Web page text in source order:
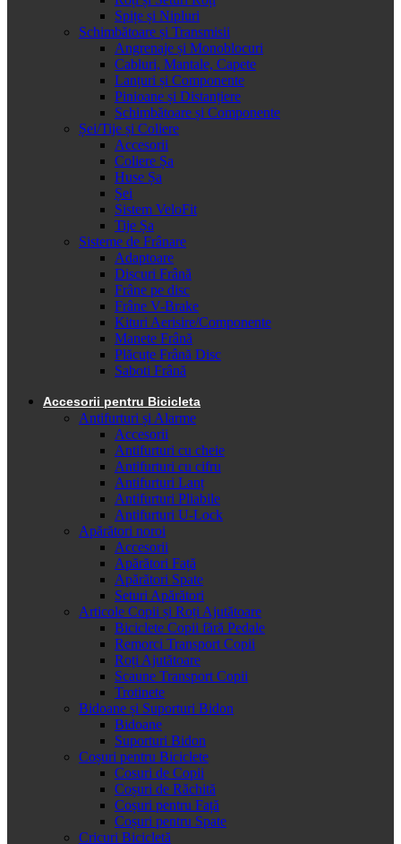
Spițe și Nipluri
Schimbătoare și Transmisii
Angrenaje și Monoblocuri
Cabluri, Mantale, Capete
Lanțuri și Componente
Pinioane și Distanțiere
Schimbătoare și Componente
Șei/Tije și Coliere
Accesorii
Coliere Șa
Huse Șa
Șei
Sistem VeloFit
Tije Șa
Sisteme de Frânare
Adaptoare
Discuri Frână
Frâne pe disc
Frâne V-Brake
Kituri Aerisire/Componente
Manete Frână
Plăcuțe Frână Disc
Saboti Frână
Accesorii pentru Bicicleta
Antifurturi și Alarme
Accesorii
Antifurturi cu cheie
Antifurturi cu cifru
Antifurturi Lanț
Antifurturi Pliabile
Antifurturi U-Lock
Apărători noroi
Accesorii
Apărători Față
Apărători Spate
Seturi Apărători
Articole Copii și Roți Ajutătoare
Biciclete Copii fără Pedale
Remorci Transport Copii
Roți Ajutătoare
Scaune Transport Copii
Trotinete
Bidoane și Suporturi Bidon
Bidoane
Suporturi Bidon
Coșuri pentru Biciclete
Cosuri de Copii
Coșuri de Răchită
Coșuri pentru Față
Coșuri pentru Spate
Cricuri Bicicletă